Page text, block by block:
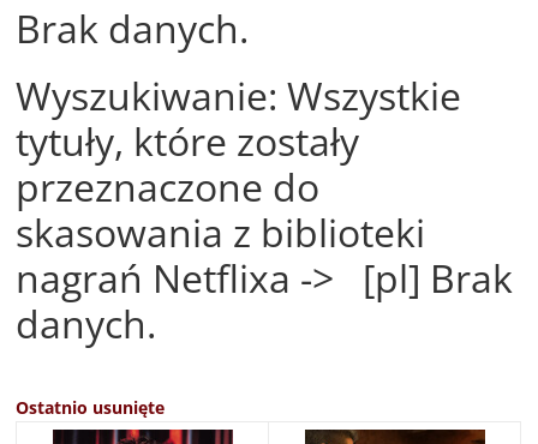
Brak danych.
Wyszukiwanie: Wszystkie
tytuły, które zostały
przeznaczone do
skasowania z biblioteki
nagrań Netflixa -> [pl] Brak
danych.
Ostatnio usunięte